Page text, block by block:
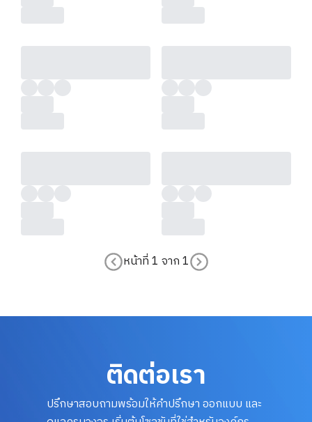
หน้าที่1 จาก1
ติดต่อเรา
ปรึกษาสอบถามพร้อมให้คำปรึกษา ออกแบบ และ